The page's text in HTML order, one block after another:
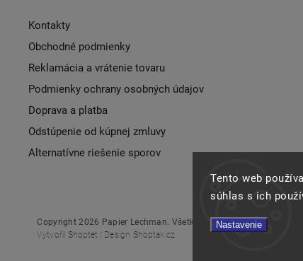
Tento web
súhlas s ich
Nastavenie
Kontakty
Obchodné podmienky
Reklamácia a vrátenie tovaru
Podmienky ochrany osobných údajov
Doprava a platba
Odstúpenie od kúpnej zmluvy
Alternatívne riešenie sporov
Copyright 2026 Papier Lechman. Všetky práva vyhradené.
Vytvořil Shoptet | Design Shoptak.cz